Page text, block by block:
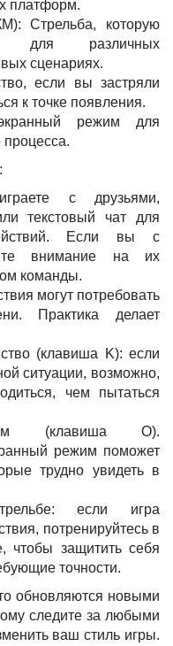
платформ.
Стрельба, которую
для различных
сценариях.
если вы застряли
к точке появления.
режим для
с друзьями,
текстовый чат для
Если вы с
внимание на их
команды.
могут потребовать
Практика делает
(клавиша K): если
ситуации, возможно,
чем пытаться
(клавиша O).
режим поможет
трудно увидеть в
если игра
потренируйтесь в
чтобы защитить себя
точности.
обновляются новыми
следите за любыми
ваш стиль игры.